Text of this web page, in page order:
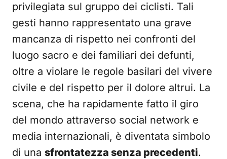
privilegiata sul gruppo dei ciclisti. Tali
gesti hanno rappresentato una grave
mancanza di rispetto nei confronti del
luogo sacro e dei familiari dei defunti,
oltre a violare le regole basilari del vivere
civile e del rispetto per il dolore altrui. La
scena, che ha rapidamente fatto il giro
del mondo attraverso social network e
media internazionali, è diventata simbolo
di una sfrontatezza senza precedenti.